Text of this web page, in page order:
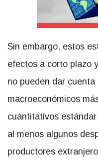
Sin embargo, estos
efectos a corto plazo
no pueden dar
macroeconómicos
cuantitativos
al menos algunos
productores